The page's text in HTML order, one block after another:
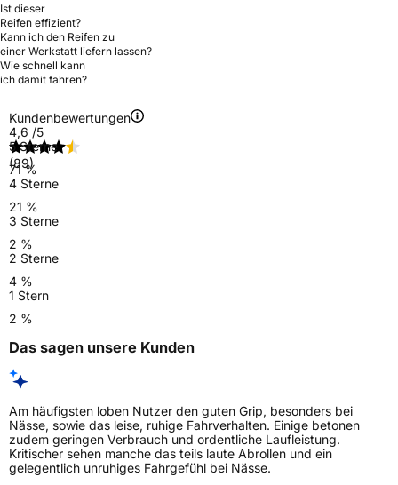
Ist dieser
Reifen effizient?
Kann ich den Reifen zu
einer Werkstatt liefern lassen?
Wie schnell kann
ich damit fahren?
Kundenbewertungen
4,6 /5
(89)
5 Sterne
71 %
4 Sterne
21 %
3 Sterne
2 %
2 Sterne
4 %
1 Stern
2 %
Das sagen unsere Kunden
Am häufigsten loben Nutzer den guten Grip, besonders bei
Nässe, sowie das leise, ruhige Fahrverhalten. Einige betonen
zudem geringen Verbrauch und ordentliche Laufleistung.
Kritischer sehen manche das teils laute Abrollen und ein
gelegentlich unruhiges Fahrgefühl bei Nässe.